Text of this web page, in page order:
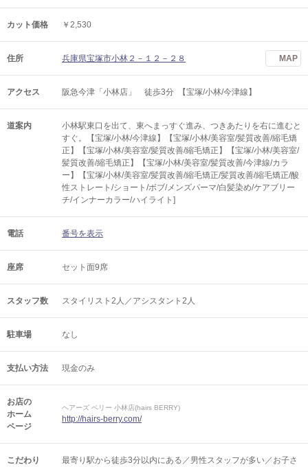
カット価格 ￥2,530
住所 兵庫県宝塚市小林２－１２－２８ MAP
アクセス 阪急今津「小林店」 徒歩3分 【宝塚/小林/今津線】
道案内
小林駅東口を出て、東へまっすぐ進み、つきあたりを右に進むと
すぐ。【宝塚/小林/今津線】【宝塚/小林/美容室/髪質改善/縮毛矯
正】【宝塚/小林/美容室/髪質改善/縮毛矯正】【宝塚/小林/美容室/
髪質改善/縮毛矯正】【宝塚/小林/美容室/髪質改善/今津線/カラ
ー】【宝塚/小林/美容室/髪質改善/縮毛矯正/髪質改善/縮毛矯正/酸
性ストレート/ショート/ボブ/メンズパーマ/白髪染め/ケアブリー
チ/インナーカラー/ハイライト]
電話 番号を表示
座席 セット面9席
スタッフ数 スタイリスト2人／アシスタント2人
駐車場 なし
支払い方法 現金のみ
お店の
ホーム
ページ
ヘアーズ ベリー 小林店(hairs BERRY)
http://hairs-berry.com/
こだわり
最寄り駅から徒歩3分以内にある／男性スタッフが多い／お子さ